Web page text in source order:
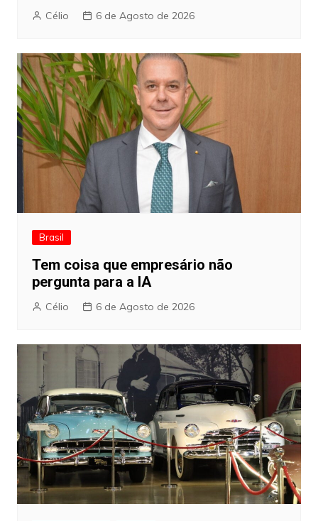
Célio 6 de Agosto de 2026
Brasil
Tem coisa que empresário não
pergunta para a IA
Célio 6 de Agosto de 2026